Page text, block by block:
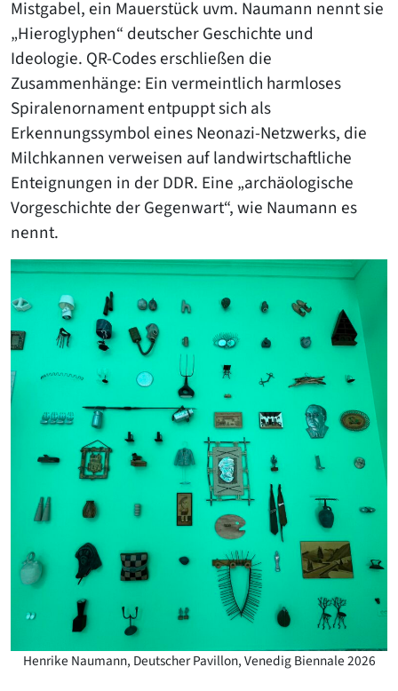
Mistgabel, ein Mauerstück uvm. Naumann nennt sie
„Hieroglyphen“ deutscher Geschichte und
Ideologie. QR-Codes erschließen die
Zusammenhänge: Ein vermeintlich harmloses
Spiralenornament entpuppt sich als
Erkennungssymbol eines Neonazi-Netzwerks, die
Milchkannen verweisen auf landwirtschaftliche
Enteignungen in der DDR. Eine „archäologische
Vorgeschichte der Gegenwart“, wie Naumann es
nennt.
Henrike Naumann, Deutscher Pavillon, Venedig Biennale 2026